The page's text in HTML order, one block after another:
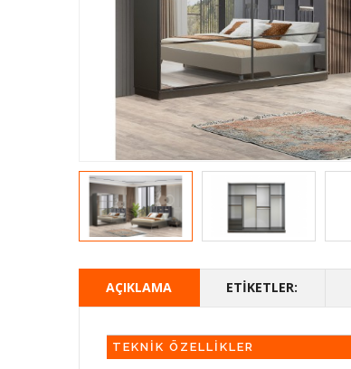
AÇIKLAMA ETIKETLER:
TEKNİK ÖZELLİKLER